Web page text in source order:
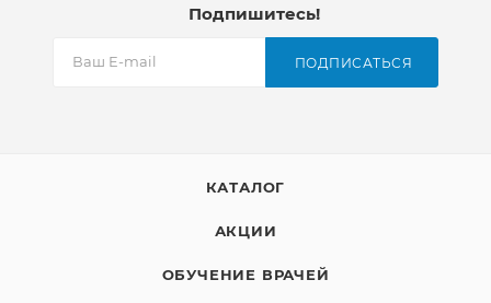
Подпишитесь!
ПОДПИСАТЬСЯ
КАТАЛОГ
АКЦИИ
ОБУЧЕНИЕ ВРАЧЕЙ